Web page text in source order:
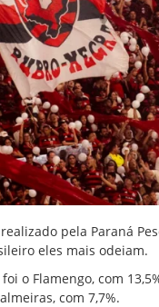
pela Paraná
eles mais odeiam.
foi o Flamengo, com
, com 7,7%.